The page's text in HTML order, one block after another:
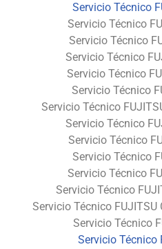
Servicio Técnico
Servicio Técnico
Servicio Técnico
Servicio Técnico
Servicio Técnico
Servicio Técnico
Servicio Técnico
Servicio Técnico
Servicio Técnico
Servicio Técnico
Servicio Técnico
Servicio Técnico
Servicio Técnico
Servicio Técnico
Servicio Técnico